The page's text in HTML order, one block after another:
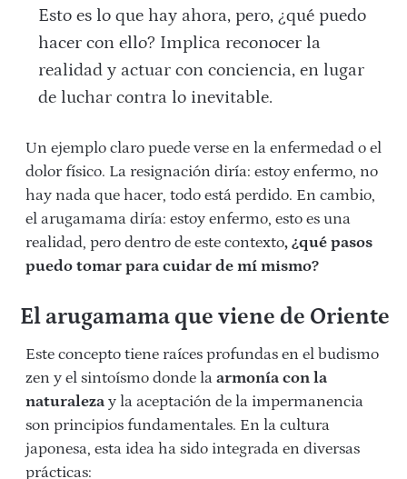
Esto es lo que hay ahora, pero, ¿qué puedo
hacer con ello? Implica reconocer la
realidad y actuar con conciencia, en lugar
de luchar contra lo inevitable.
Un ejemplo claro puede verse en la enfermedad o el
dolor físico. La resignación diría: estoy enfermo, no
hay nada que hacer, todo está perdido. En cambio,
el arugamama diría: estoy enfermo, esto es una
realidad, pero dentro de este contexto, ¿qué pasos
puedo tomar para cuidar de mí mismo?
El arugamama que viene de Oriente
Este concepto tiene raíces profundas en el budismo
zen y el sintoísmo donde la armonía con la
naturaleza y la aceptación de la impermanencia
son principios fundamentales. En la cultura
japonesa, esta idea ha sido integrada en diversas
prácticas: